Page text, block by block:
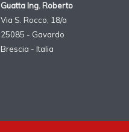
Guatta Ing. Roberto
Via S. Rocco, 18/a
25085 - Gavardo
Brescia - Italia